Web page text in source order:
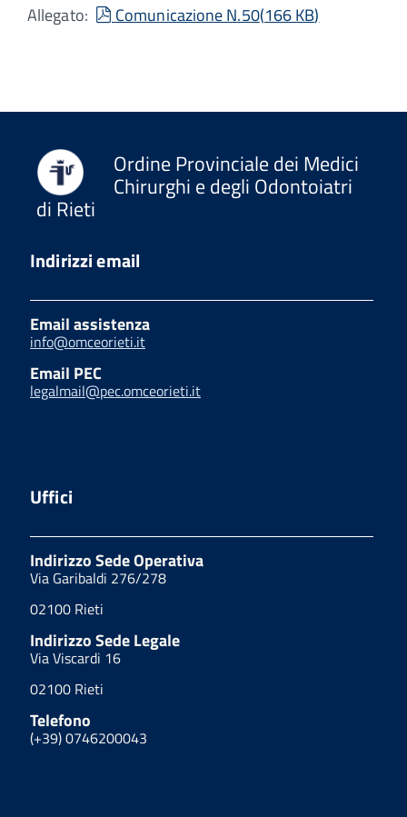
Allegato: pdf
Comunicazione N.50(166 KB)
Ordine Provinciale dei Medici
Chirurghi e degli Odontoiatri
di Rieti
Indirizzi email
Email assistenza
info@omceorieti.it
Email PEC
legalmail@pec.omceorieti.it
Uffici
Indirizzo Sede Operativa
Via Garibaldi 276/278
02100 Rieti
Indirizzo Sede Legale
Via Viscardi 16
02100 Rieti
Telefono
(+39) 0746200043